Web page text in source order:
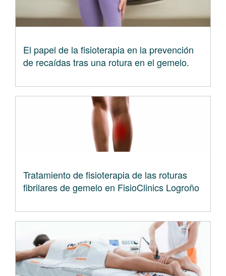
El papel de la fisioterapia en la prevención
de recaídas tras una rotura en el gemelo.
Tratamiento de fisioterapia de las roturas
fibrilares de gemelo en FisioClinics Logroño